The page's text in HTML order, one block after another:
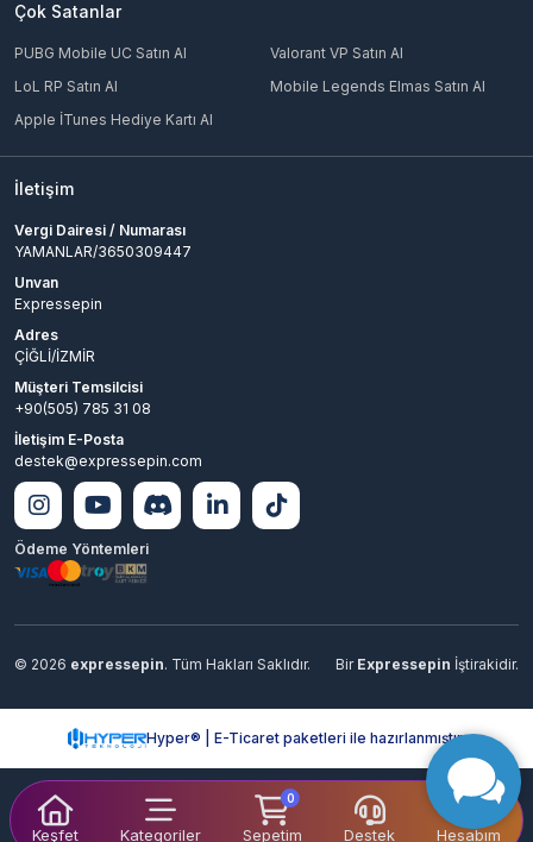
Keşfet Kategoriler
0
Sepetim Destek Hesabım
Çok Satanlar
PUBG Mobile UC Satın Al
Valorant VP Satın Al
LoL RP Satın Al
Mobile Legends Elmas Satın Al
Apple İTunes Hediye Kartı Al
İletişim
Vergi Dairesi / Numarası
YAMANLAR/3650309447
Unvan
Expressepin
Adres
ÇİĞLİ/İZMİR
Müşteri Temsilcisi
+90(505) 785 31 08
İletişim E-Posta
destek@expressepin.com
Ödeme Yöntemleri
© 2026 expressepin. Tüm Hakları Saklıdır. Bir Expressepin İştirakidir.
Hyper® | E-Ticaret paketleri ile hazırlanmıştır.